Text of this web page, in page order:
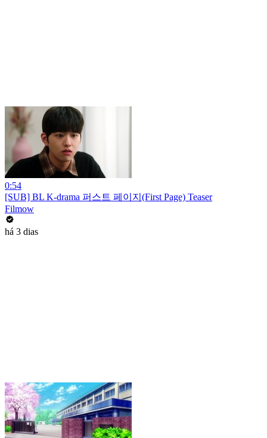
0:54
[SUB] BL K-drama 퍼스트 페이지(First Page) Teaser
Filmow
há 3 dias